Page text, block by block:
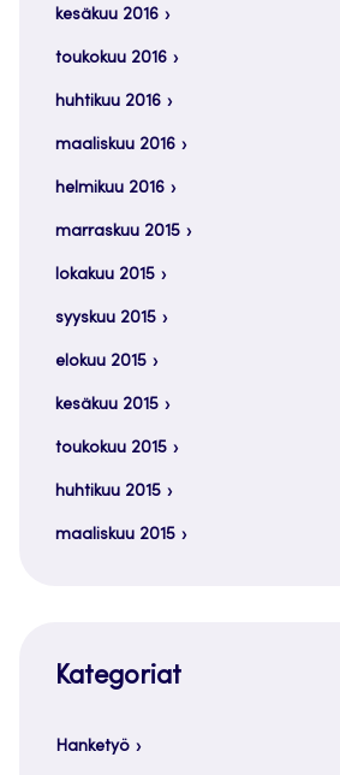
kesäkuu 2016
toukokuu 2016
huhtikuu 2016
maaliskuu 2016
helmikuu 2016
marraskuu 2015
lokakuu 2015
syyskuu 2015
elokuu 2015
kesäkuu 2015
toukokuu 2015
huhtikuu 2015
maaliskuu 2015
Kategoriat
Hanketyö